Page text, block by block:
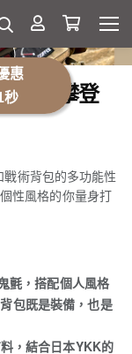
就，攀登
術背包的多功能性
性風格的你量身打
氈，搭配個人風格
包既是裝備，也是
，結合日本YKK的
惠
秒